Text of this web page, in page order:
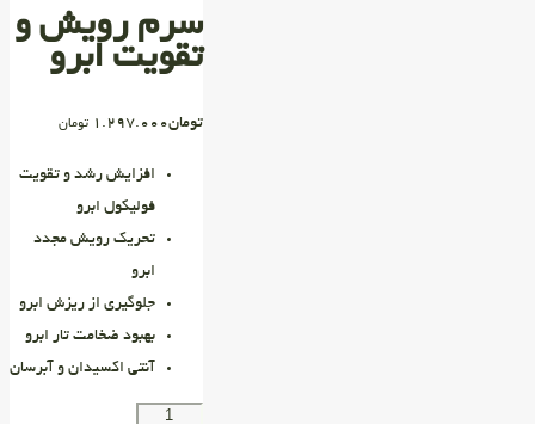
سرم رویش و
تقویت ابرو
تومان1.297.000 تومان
افزایش رشد و تقویت
فولیکول ابرو
تحریک رویش مجدد
ابرو
جلوگیری از ریزش ابرو
بهبود ضخامت تار ابرو
آنتی اکسیدان و آبرسان